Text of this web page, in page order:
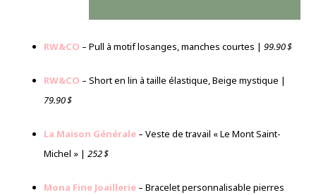
RW&CO – Pull à motif losanges, manches courtes |99.90 $
RW&CO – Short en lin à taille élastique, Beige mystique |
79.90 $
La Maison Générale – Veste de travail « Le Mont Saint-
Michel » |252 $
Mona Fine Joaillerie – Bracelet personnalisable pierres